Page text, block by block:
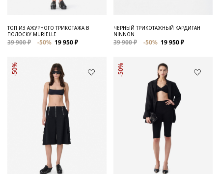
ТОП ИЗ АЖУРНОГО ТРИКОТАЖА В
ПОЛОСКУ MURIELLE
39 900 ₽ -50% 19 950 ₽
ЧЕРНЫЙ ТРИКОТАЖНЫЙ КАРДИГАН
NINNON
39 900 ₽ -50% 19 950 ₽
-50% -50%